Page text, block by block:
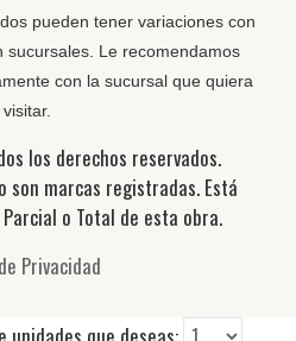
pueden tener variaciones con
sucursales. Le recomendamos
con la sucursal que quiera
visitar.
los derechos reservados.
marcas registradas. Está
Parcial o Total de esta obra.
Privacidad